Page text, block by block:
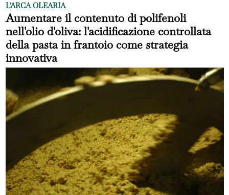
L'ARCA OLEARIA
Aumentare il contenuto di polifenoli
nell'olio d'oliva: l'acidificazione controllata
della pasta in frantoio come strategia
innovativa